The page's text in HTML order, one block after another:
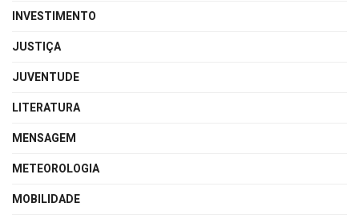
INVESTIMENTO
JUSTIÇA
JUVENTUDE
LITERATURA
MENSAGEM
METEOROLOGIA
MOBILIDADE